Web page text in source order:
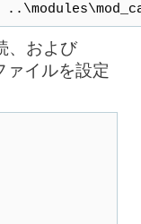
、および
ァイルを設定